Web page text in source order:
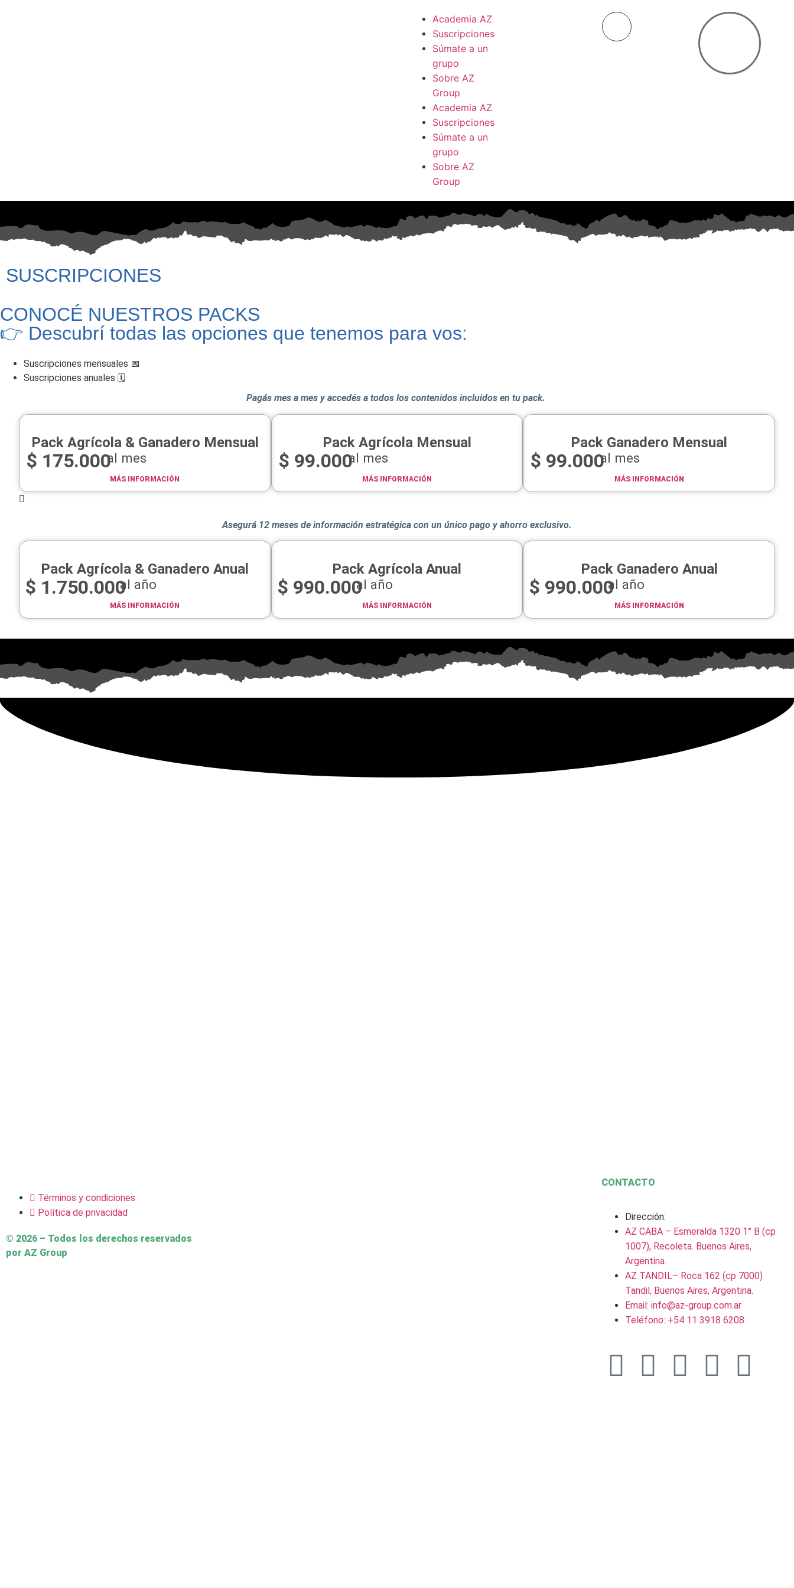
Academia AZ
Suscripciones
Súmate a un
grupo
Sobre AZ
Group
Academia AZ
Suscripciones
Súmate a un
grupo
Sobre AZ
Group
SUSCRIPCIONES
CONOCÉ NUESTROS PACKS
👉 Descubrí todas las opciones que tenemos para vos:
Suscripciones mensuales 📅
Suscripciones anuales 🗓️​
Pagás mes a mes y accedés a todos los contenidos incluidos en tu pack.
Pack Agrícola & Ganadero Mensual
$ 175.000al mes
MÁS INFORMACIÓN
Pack Agrícola Mensual
$ 99.000al mes
MÁS INFORMACIÓN
Pack Ganadero Mensual
$ 99.000al mes
MÁS INFORMACIÓN
Asegurá 12 meses de información estratégica con un único pago y ahorro exclusivo.
Pack Agrícola & Ganadero Anual
$ 1.750.000al año
MÁS INFORMACIÓN
Pack Agrícola Anual
$ 990.000al año
MÁS INFORMACIÓN
Pack Ganadero Anual
$ 990.000al año
MÁS INFORMACIÓN
Términos y condiciones
Política de privacidad
© 2026 – Todos los derechos reservados
por AZ Group
CONTACTO
Dirección:
AZ CABA – Esmeralda 1320 1° B (cp
1007), Recoleta. Buenos Aires,
Argentina.
AZ TANDIL– Roca 162 (cp 7000)
Tandil, Buenos Aires, Argentina.
Email: info@az-group.com.ar
Teléfono: +54 11 3918 6208